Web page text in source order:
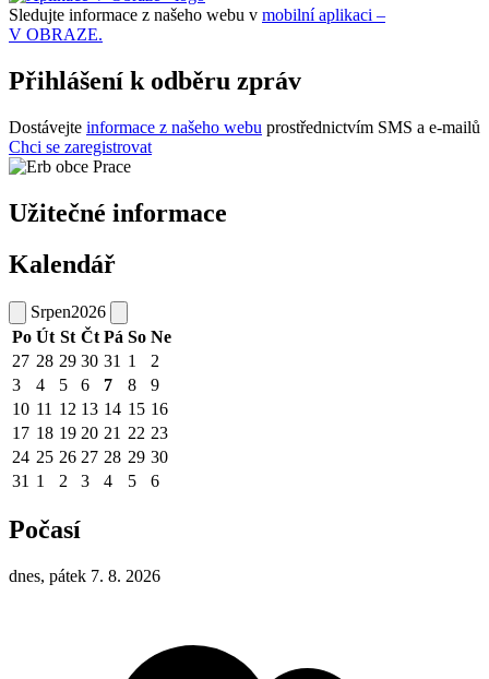
Sledujte informace z našeho webu v mobilní aplikaci –
V OBRAZE.
Přihlášení k odběru zpráv
Dostávejte informace z našeho webu prostřednictvím SMS a e-mailů
Chci se zaregistrovat
Užitečné informace
Kalendář
Srpen2026
Po Út St Čt Pá So Ne
27 28 29 30 31 1
2
3
4 5 6 7 8
9
10 11 12 13 14 15 16
17 18 19 20 21 22 23
24 25 26 27 28 29 30
31 1 2 3 4 5 6
Počasí
dnes, pátek 7. 8. 2026